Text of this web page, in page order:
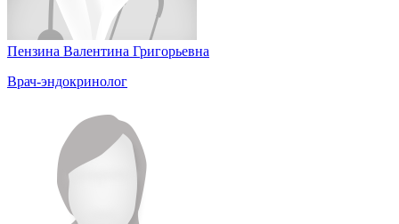
Пензина Валентина Григорьевна
Врач-эндокринолог